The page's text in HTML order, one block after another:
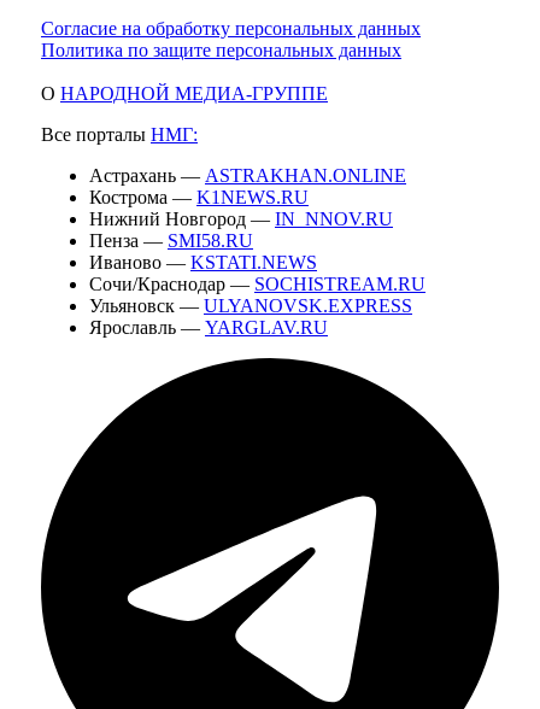
Согласие на обработку персональных данных
Политика по защите персональных данных
О НАРОДНОЙ МЕДИА-ГРУППЕ
Все порталы НМГ:
Астрахань — ASTRAKHAN.ONLINE
Кострома — K1NEWS.RU
Нижний Новгород — IN_NNOV.RU
Пенза — SMI58.RU
Иваново — KSTATI.NEWS
Сочи/Краснодар — SOCHISTREAM.RU
Ульяновск — ULYANOVSK.EXPRESS
Ярославль — YARGLAV.RU